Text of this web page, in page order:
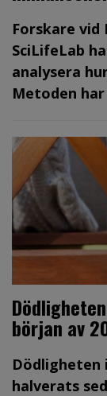
Forskare
SciLifeLab
analysera
Metoden
början av
Dödligheten
halverats